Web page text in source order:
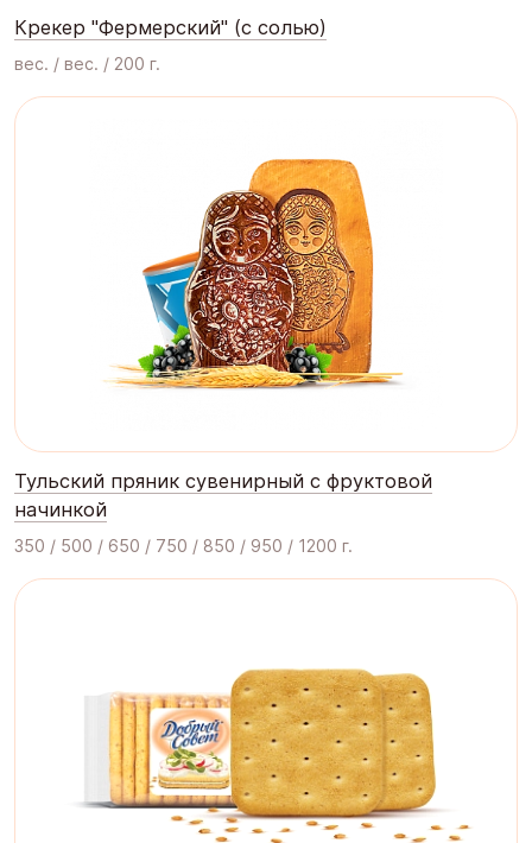
Крекер "Фермерский" (с солью)
вес. / вес. / 200 г.
Тульский пряник сувенирный с фруктовой
начинкой
350 / 500 / 650 / 750 / 850 / 950 / 1200 г.